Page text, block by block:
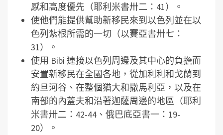
感和高度優先（耶利米書卅二：41）。
使他們能提供幫助新移民來到以色列並在以
色列紮根所需的一切（以賽亞書卅七：
31）。
使用 Bibi 連接以色列周邊及其中心的負擔而
安置新移民在全國各地，從加利利和戈蘭到
約旦河谷、在整個猶大和撒馬利亞，以及在
南部的內蓋夫和沿著迦薩周邊的地區（耶利
米書卅二：42-44、俄巴底亞書一：19-
20）。